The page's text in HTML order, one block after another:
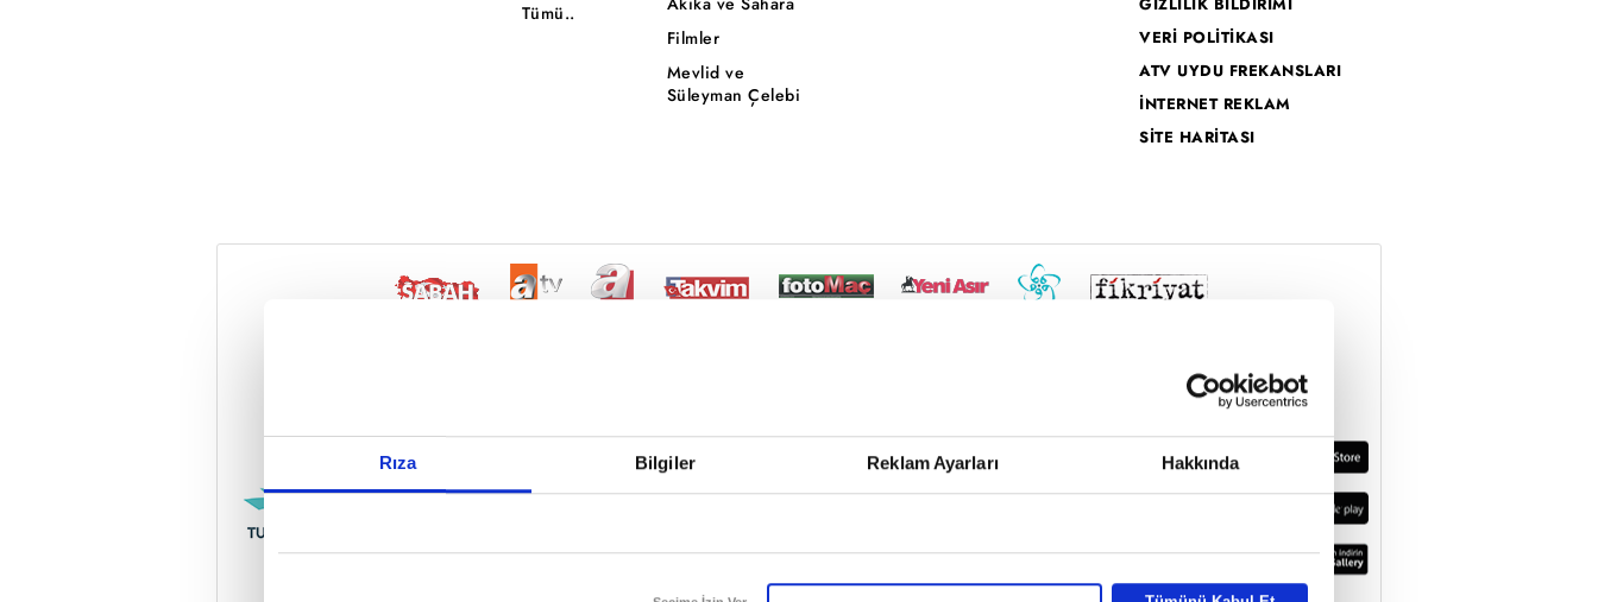
Rıza Bilgiler Reklam Ayarları Hakkında
Reddet
Tümü..
Filmler
Mevlid ve
Süleyman Çelebi
VERİ POLİTİKASI
ATV UYDU FREKANSLARI
İNTERNET REKLAM
SİTE HARİTASI